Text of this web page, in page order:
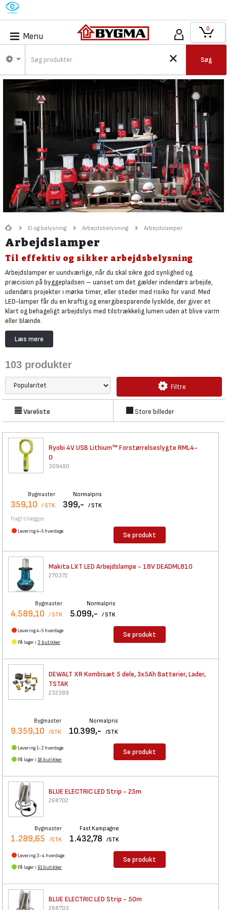
M
Menu
Søg
0
El og belysning Arbejdsbelysning Arbejdslamper
Arbejdslamper
Til effektiv og sikker arbejdsbelysning
Arbejdslamper er uundværlige, når du skal sikre god synlighed og
præcision på byggepladsen – uanset om det gælder indendørs arbejde,
udendørs projekter i mørke timer, eller steder med risiko for vand. Med
LED-lamper får du en kraftig og energibesparende lyskilde, der giver et
klart og behageligt arbejdslys med tilstrækkelig lumen uden at blive varm
eller blænde.
LED-strips er den fleksible løsning, du kan benytte som midlertidig
belysning af større områder, stilladse og passager, mens arbejdslamper
pladsen og store lokaler, så alle kan arbejde trygt og effektivt.
Hos Bygma finder finder du altid den rette arbejdslampe, uanset om du
skal bruge Mareld LED-strips eller en let håndhold
Scangripeller
Milwaukeearbejdslampe.I artiklen om krav til arbejdsbelysning på
byggepladsen
, kan du læse mere om lumen og arbejdslamper IP klasser så
Læs mere
103 produkter
Filtre
Vareliste Store billeder
Ryobi 4V USB Lithium™ Forstørrelseslygte RML4-
0
309490
Bygmaster
359,10 / STK
Normalpris
399,- / STK
Fragt tillægges
Levering 4-5 hverdage Se produkt
Makita LXT LED Arbejdslampe - 18V DEADML810
270372
Bygmaster
4.589,10 / STK
Normalpris
5.099,- / STK
Levering 4-5 hverdage
På lager i 3 butikker
Se produkt
DEWALT XR Kombisæt 5 dele,3x5Ah Batterier, Lader,
TSTAK
232389
Bygmaster
9.359,10 /STK
Normalpris
10.399,- /STK
Levering 1-2 hverdage
På lager i 18 butikker
Se produkt
BLUE ELECTRIC LED Strip - 25m
268702
Bygmaster
1.289,65 /STK
Fast Kampagne
1.432,78 /STK
Levering 3-4 hverdage
På lager i 61 butikker
Se produkt
BLUE ELECTRIC LED Strip - 50m
268703